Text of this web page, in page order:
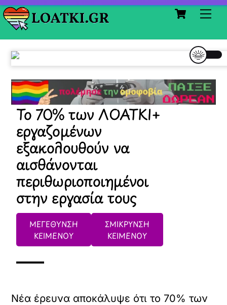
Skip
to
content
Cart
Το 70% των ΛΟΑΤΚΙ+
εργαζομένων
εξακολουθούν να
αισθάνονται
περιθωριοποιημένοι
στην εργασία τους
ΜΕΓΕΘΥΝΣΗ
ΚΕΙΜΕΝΟΥ
ΣΜΙΚΡΥΝΣΗ
ΚΕΙΜΕΝΟΥ
Νέα έρευνα αποκάλυψε ότι το 70% των